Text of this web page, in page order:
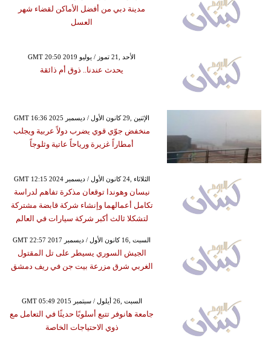
مدينة دبي من أفضل الأماكن لقضاء شهر
العسل
GMT 20:50 2019 الأحد ,21 تموز / يوليو
يحدث عندنا.. ذوق أم ذائقة
GMT 16:36 2025 الإثنين ,29 كانون الأول / ديسمبر
منخفض جوّي قوي يضرب دولاً عربية ويجلب
أمطاراً غزيرة ورياحاً عاتية وثلوجاً
GMT 12:15 2024 الثلاثاء ,24 كانون الأول / ديسمبر
نيسان وهوندا توقعان مذكرة تفاهم لدراسة
تكامل أعمالهما وإنشاء شركة قابضة مشتركة
لتشكلا ثالث أكبر شركة سيارات في العالم
GMT 22:57 2017 السبت ,16 كانون الأول / ديسمبر
الجيش السوري يسيطر على تل المقتول
الغربي شرق مزرعة بيت جن في ريف دمشق
GMT 05:49 2015 السبت ,26 أيلول / سبتمبر
جامعة هانوفر تتبع أسلوبًا حديثًا في التعامل مع
ذوي الاحتياجات الخاصة